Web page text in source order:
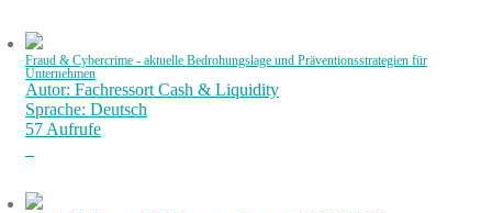
Fraud & Cybercrime - aktuelle Bedrohungslage und Präventionsstrategien für
Unternehmen
Autor: Fachressort Cash & Liquidity
Sprache: Deutsch
57 Aufrufe